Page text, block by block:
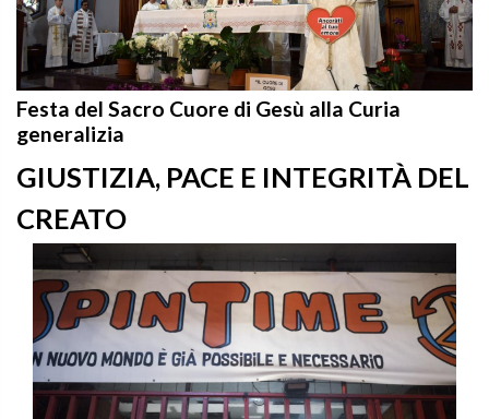
Festa del Sacro Cuore di Gesù alla Curia
generalizia
GIUSTIZIA, PACE E INTEGRITÀ DEL
CREATO